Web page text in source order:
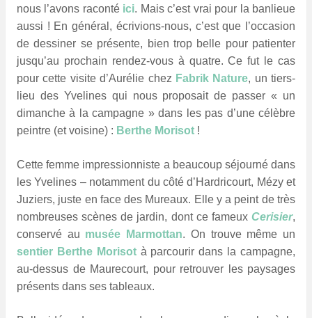
nous l’avons raconté ici. Mais c’est vrai pour la banlieue
aussi ! En général, écrivions-nous, c’est que l’occasion
de dessiner se présente, bien trop belle pour patienter
jusqu’au prochain rendez-vous à quatre. Ce fut le cas
pour cette visite d’Aurélie chez Fabrik Nature, un tiers-
lieu des Yvelines qui nous proposait de passer « un
dimanche à la campagne » dans les pas d’une célèbre
peintre (et voisine) : Berthe Morisot !
Cette femme impressionniste a beaucoup séjourné dans
les Yvelines – notamment du côté d’Hardricourt, Mézy et
Juziers, juste en face des Mureaux. Elle y a peint de très
nombreuses scènes de jardin, dont ce fameux Cerisier,
conservé au musée Marmottan. On trouve même un
sentier Berthe Morisotà parcourir dans la campagne,
au-dessus de Maurecourt, pour retrouver les paysages
présents dans ses tableaux.